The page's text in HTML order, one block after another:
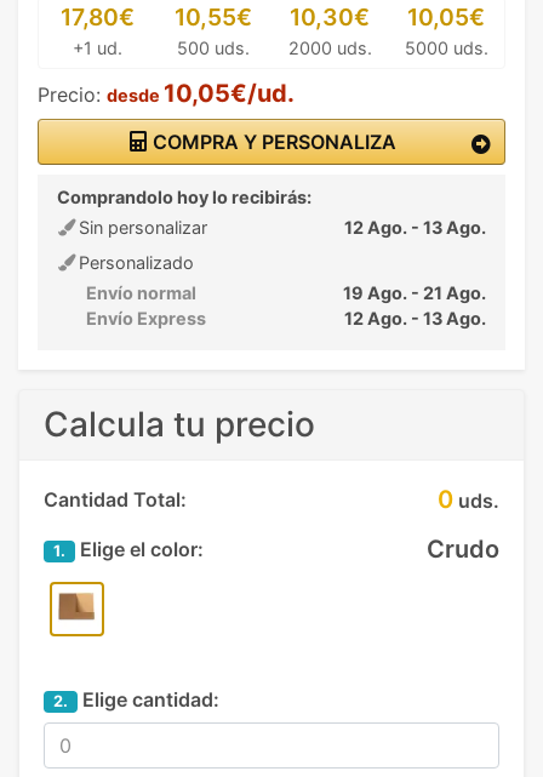
17,80€
+1 ud.
10,55€
500 uds.
10,30€
2000 uds.
10,05€
5000 uds.
Precio: desde 10,05€/ud.
COMPRA Y PERSONALIZA
Comprandolo hoy lo recibirás:
Sin personalizar
12 Ago. - 13 Ago.
Personalizado
Envío normal
19 Ago. - 21 Ago.
Envío Express
12 Ago. - 13 Ago.
Calcula tu precio
Cantidad Total: 0 uds.
1. Elige el color: Crudo
2. Elige cantidad: